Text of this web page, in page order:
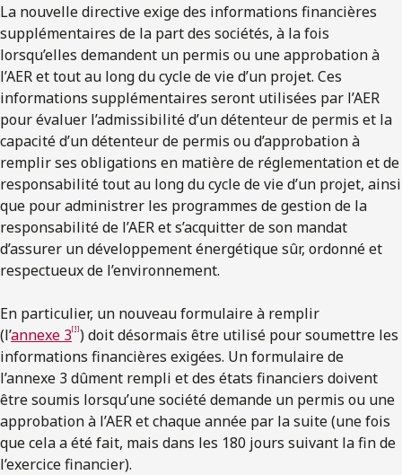
La nouvelle directive exige des informations financières
supplémentaires de la part des sociétés, à la fois
lorsqu’elles demandent un permis ou une approbation à
l’AER et tout au long du cycle de vie d’un projet. Ces
informations supplémentaires seront utilisées par l’AER
pour évaluer l’admissibilité d’un détenteur de permis et la
capacité d’un détenteur de permis ou d’approbation à
remplir ses obligations en matière de réglementation et de
responsabilité tout au long du cycle de vie d’un projet, ainsi
que pour administrer les programmes de gestion de la
responsabilité de l’AER et s’acquitter de son mandat
d’assurer un développement énergétique sûr, ordonné et
respectueux de l’environnement.
En particulier, un nouveau formulaire à remplir
(l’annexe 3[1]) doit désormais être utilisé pour soumettre les
informations financières exigées. Un formulaire de
l’annexe 3 dûment rempli et des états financiers doivent
être soumis lorsqu’une société demande un permis ou une
approbation à l’AER et chaque année par la suite (une fois
que cela a été fait, mais dans les 180 jours suivant la fin de
l’exercice financier).